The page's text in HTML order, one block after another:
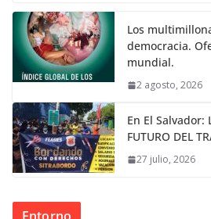
Los
democracia.
mundial.
2 agosto, 2026
En El Salvador:
FUTURO DEL
27 julio, 2026